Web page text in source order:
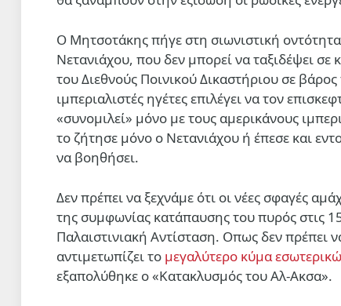
Ο Μητσοτάκης πήγε στη σιωνιστική
Νετανιάχου, που δεν μπορεί να ταξιδέψει
του Διεθνούς Ποινικού Δικαστήριου σε
ιμπεριαλιστές ηγέτες επιλέγει να τον
«συνομιλεί» μόνο με τους αμερικάνους
το ζήτησε μόνο ο Νετανιάχου ή έπεσε και
να βοηθήσει.
Δεν πρέπει να ξεχνάμε ότι οι νέες σφαγές
της συμφωνίας κατάπαυσης του πυρός στις
Παλαιστινιακή Αντίσταση. Οπως δεν πρέπει
αντιμετωπίζει το μεγαλύτερο κύμα
εξαπολύθηκε ο «Κατακλυσμός του Αλ-Ακσα».